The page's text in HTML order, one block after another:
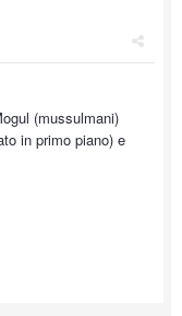
(mussulmani)
in primo piano) e